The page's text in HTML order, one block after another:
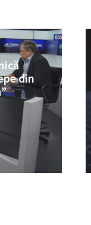
din